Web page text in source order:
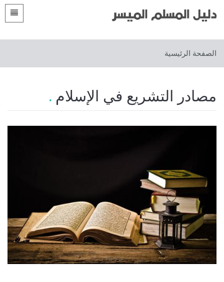
مقدمات Shqip
azərbaycan
Français
Hausa
Bahasa Indonesia
Қазақ
فارسی
الصفحة الرئيسية
مصادر التشريع في الإسلام